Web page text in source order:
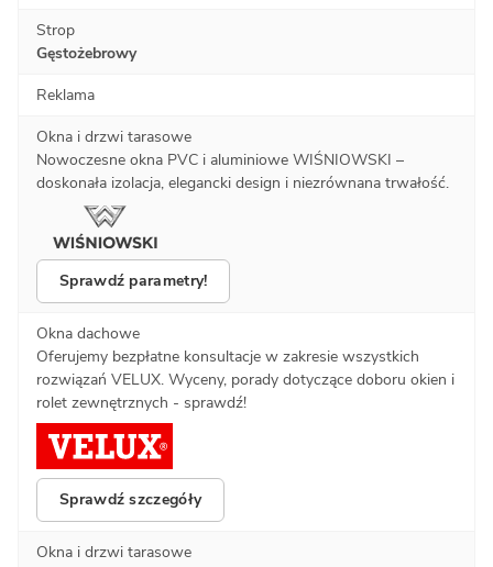
Strop
Gęstożebrowy
Reklama
Okna i drzwi tarasowe
Nowoczesne okna PVC i aluminiowe WIŚNIOWSKI –
doskonała izolacja, elegancki design i niezrównana trwałość.
Sprawdź parametry!
Okna dachowe
Oferujemy bezpłatne konsultacje w zakresie wszystkich
rozwiązań VELUX. Wyceny, porady dotyczące doboru okien i
rolet zewnętrznych - sprawdź!
Sprawdź szczegóły
Okna i drzwi tarasowe